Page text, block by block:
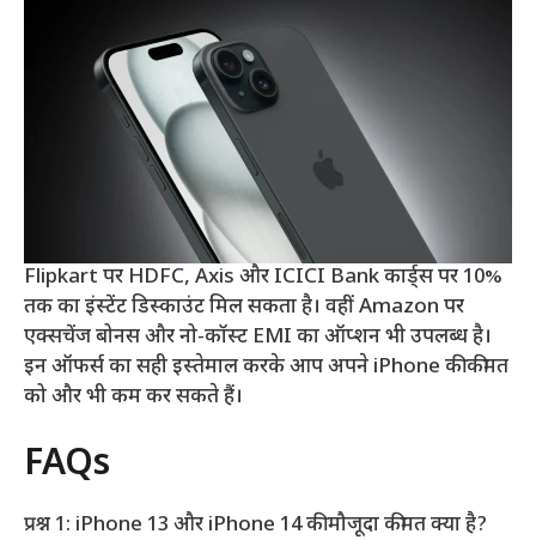
Flipkart पर HDFC, Axis और ICICI Bank कार्ड्स पर 10%
तक का इंस्टेंट डिस्काउंट मिल सकता है। वहीं Amazon पर
एक्सचेंज बोनस और नो-कॉस्ट EMI का ऑप्शन भी उपलब्ध है।
इन ऑफर्स का सही इस्तेमाल करके आप अपने iPhone की कीमत
को और भी कम कर सकते हैं।
FAQs
प्रश्न 1: iPhone 13 और iPhone 14 की मौजूदा कीमत क्या है?